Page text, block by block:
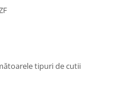
tipuri de cutii